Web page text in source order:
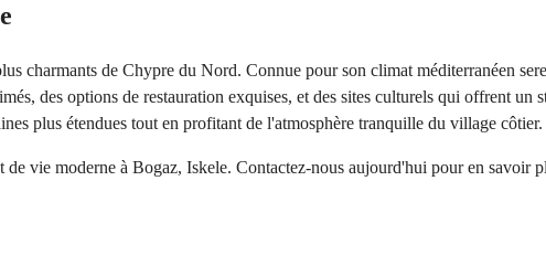
charmants de Chypre du Nord. Connue pour son climat méditerranéen
des options de restauration exquises, et des sites culturels qui offrent
plus étendues tout en profitant de l'atmosphère tranquille du village côtier.
vie moderne à Bogaz, Iskele. Contactez-nous aujourd'hui pour en savoir